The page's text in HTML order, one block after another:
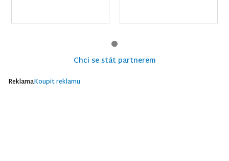
Chci se stát partnerem
ReklamaKoupit reklamu